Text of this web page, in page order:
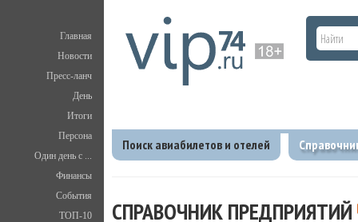
Главная
Новости
Пресс-ланч
День
Итоги
Персона
Один день с ...
Финансы
События
ТОП-10
Поиск авиабилетов и отелей
СПРАВОЧНИК ПРЕДПРИЯТИЙ